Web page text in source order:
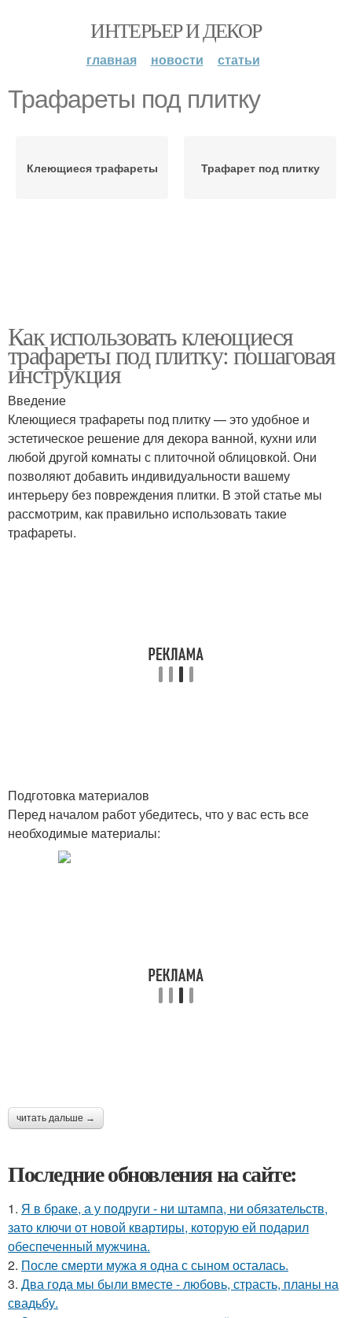
ИНТЕРЬЕР И ДЕКОР
главная новости статьи
Трафареты под плитку
Клеющиеся трафареты Трафарет под плитку
Как использовать клеющиеся
трафареты под плитку: пошаговая
инструкция
Введение
Клеющиеся трафареты под плитку — это удобное и
эстетическое решение для декора ванной, кухни или
любой другой комнаты с плиточной облицовкой. Они
позволяют добавить индивидуальности вашему
интерьеру без повреждения плитки. В этой статье мы
рассмотрим, как правильно использовать такие
трафареты.
Подготовка материалов
Перед началом работ убедитесь, что у вас есть все
необходимые материалы:
читать дальше →
Последние обновления на сайте:
1. Я в браке, а у подруги - ни штампа, ни обязательств,
зато ключи от новой квартиры, которую ей подарил
обеспеченный мужчина.
2. После смерти мужа я одна с сыном осталась.
3. Два года мы были вместе - любовь, страсть, планы на
свадьбу.